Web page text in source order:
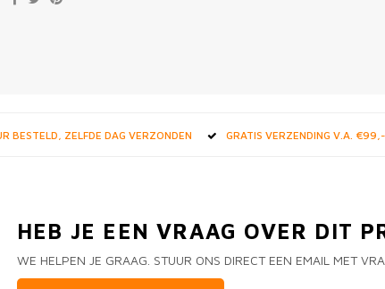
BESTELD, ZELFDE DAG VERZONDEN GRATIS VERZENDING V.A.
HEB JE EEN VRAAG OVER DIT
WE HELPEN JE GRAAG. STUUR ONS DIRECT EEN EMAIL MET